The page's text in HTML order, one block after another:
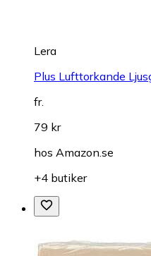
Lera
Plus Lufttorkande
fr.
79 kr
hos Amazon.se
+4 butiker